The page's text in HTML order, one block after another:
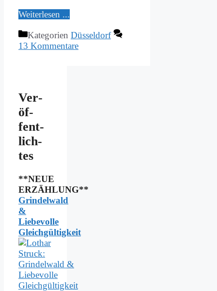
Wei­ter­le­sen ...
Kategorien Düsseldorf
13 Kommentare
Ver­
öf­
fent­
lich­
tes
**NEUE
ERZÄHLUNG**
Grindelwald
&
Liebevolle
Gleichgültigkeit